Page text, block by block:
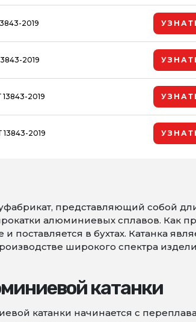
2019
2019
2019
2019
представляющий собой
алюминиевых сплавов. Как
поставляется в бухтах. Катанка
широкого спектра
катанки
катанки начинается с